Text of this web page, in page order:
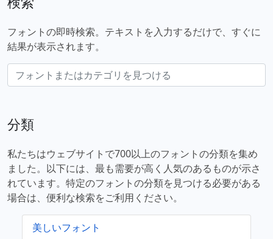
フォントの即時検索。テキストを入力するだけで、すぐに
結果が表示されます。
分類
私たちはウェブサイトで700以上のフォントの分類を集め
ました。以下には、最も需要が高く人気のあるものが示さ
れています。特定のフォントの分類を見つける必要がある
場合は、便利な検索をご利用ください。
美しいフォント